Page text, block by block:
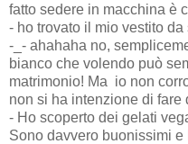
fatto sedere in macchina è
- ho trovato il mio vestito
-_- ahahaha no,
bianco che volendo può
matrimonio! Ma io non
non si ha intenzione di fare
- Ho scoperto dei gelati
Sono davvero buonissimi